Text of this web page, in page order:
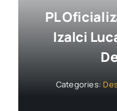
PL
Izalci
Categories: